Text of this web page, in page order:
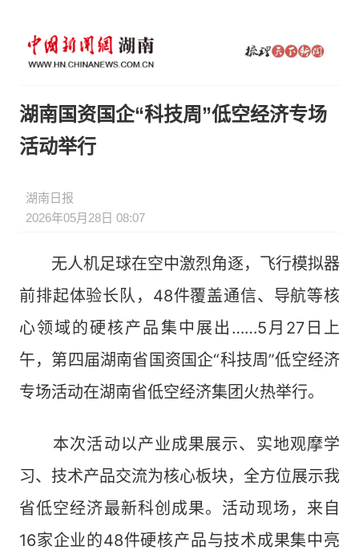
湖南国资国企“科技周”低空经济专场
活动举行
湖南日报
2026年05月28日 08:07
无人机足球在空中激烈角逐，飞行模拟器
前排起体验长队，48件覆盖通信、导航等核
心领域的硬核产品集中展出……5月27日上
午，第四届湖南省国资国企“科技周”低空经济
专场活动在湖南省低空经济集团火热举行。
本次活动以产业成果展示、实地观摩学
习、技术产品交流为核心板块，全方位展示我
省低空经济最新科创成果。活动现场，来自
16家企业的48件硬核产品与技术成果集中亮